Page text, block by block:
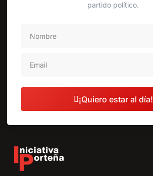
partido político.
¡Quiero estar al día!